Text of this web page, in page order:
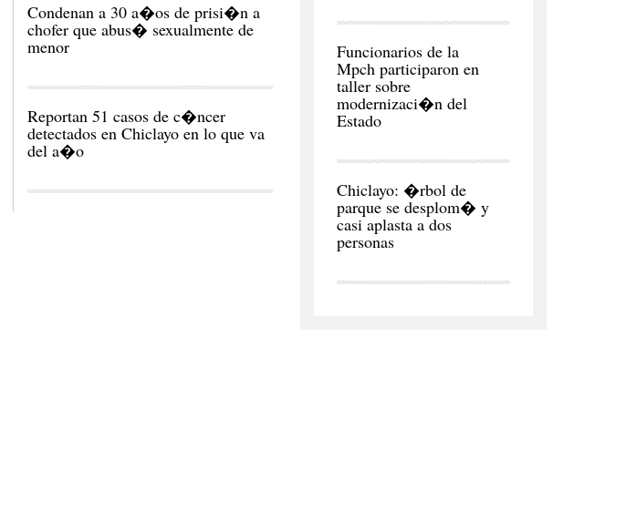
Condenan a 30 a�os de prisi�n a
chofer que abus� sexualmente de
menor
Reportan 51 casos de c�ncer
detectados en Chiclayo en lo que va
del a�o
Funcionarios de la
Mpch participaron en
taller sobre
modernizaci�n del
Estado
Chiclayo: �rbol de
parque se desplom� y
casi aplasta a dos
personas